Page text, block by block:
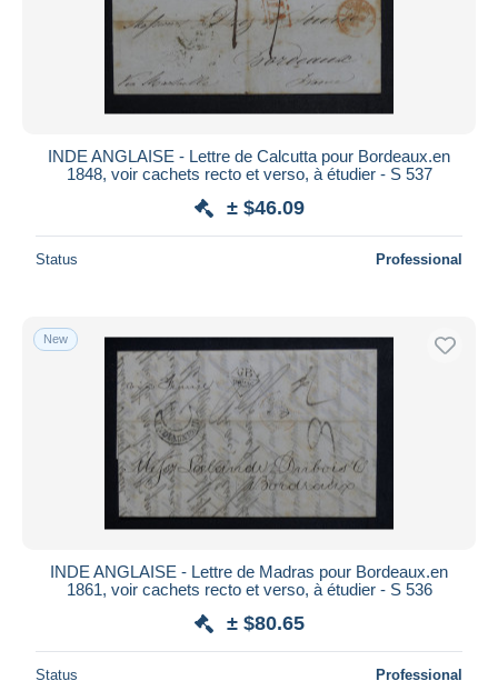
INDE ANGLAISE - Lettre de Calcutta pour Bordeaux.en
1848, voir cachets recto et verso, à étudier - S 537
± $46.09
Status Professional
New
INDE ANGLAISE - Lettre de Madras pour Bordeaux.en
1861, voir cachets recto et verso, à étudier - S 536
± $80.65
Status Professional